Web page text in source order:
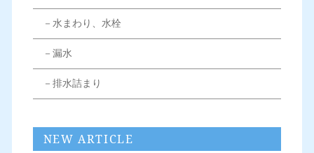
－水まわり、水栓
－漏水
－排水詰まり
NEW ARTICLE